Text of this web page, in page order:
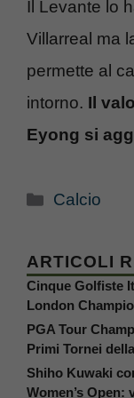
Il Levante lo
Villarreal ma
permette al
intorno. Il
Eyong si
Categorie
Calcio
ARTICOLI
Cinque Golfiste
London
PGA Tour
Primi Tornei
Shiho Kuwaki
Women’s